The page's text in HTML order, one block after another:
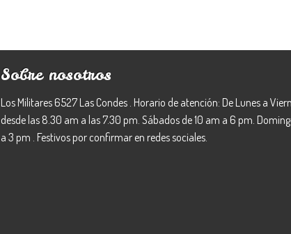
Sobre nosotros
Los Militares 6527 Las Condes . Horario de atención: De Lunes a
desde las 8.30 am a las 7.30 pm. Sábados de 10 am a 6 pm.
a 3 pm . Festivos por confirmar en redes sociales.